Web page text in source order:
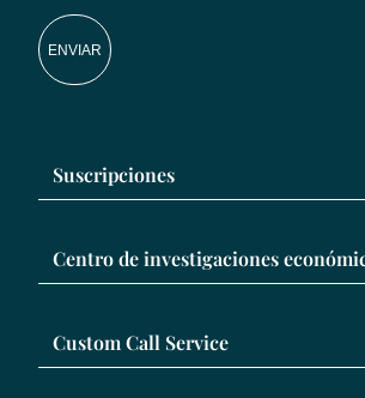
ENVIAR
Suscripciones
Centro de investigaciones
Custom Call Service